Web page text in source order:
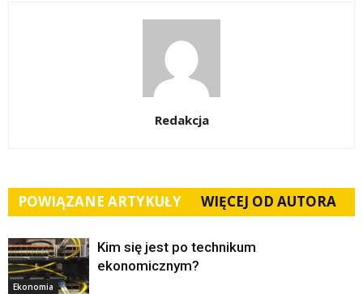
Redakcja
POWIĄZANE ARTYKUŁY WIĘCEJ OD AUTORA
Ekonomia
Kim się jest po technikum
ekonomicznym?